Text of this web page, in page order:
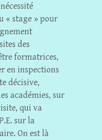
« stage » pour
des
formatrices,
en inspections
décisive,
académies, sur
qui va
sur la
On est là